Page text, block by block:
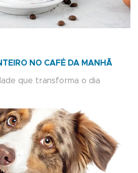
NO CAFÉ DA MANHÃ
que transforma o dia